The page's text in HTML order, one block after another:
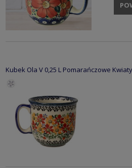
Kubek Ola V 0,25 L Pomarańczowe